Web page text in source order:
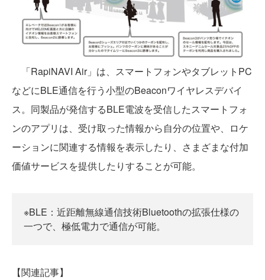
「RapiNAVI Air」は、スマートフォンやタブレットPC
などにBLE通信を行う小型のBeaconワイヤレスデバイ
ス。同製品が発信するBLE電波を受信したスマートフォ
ンのアプリは、受け取った情報から自分の位置や、ロケ
ーションに関連する情報を表示したり、さまざまな付加
価値サービスを提供したりすることが可能。
※BLE：近距離無線通信技術Bluetoothの拡張仕様の
一つで、極低電力で通信が可能。
【関連記事】